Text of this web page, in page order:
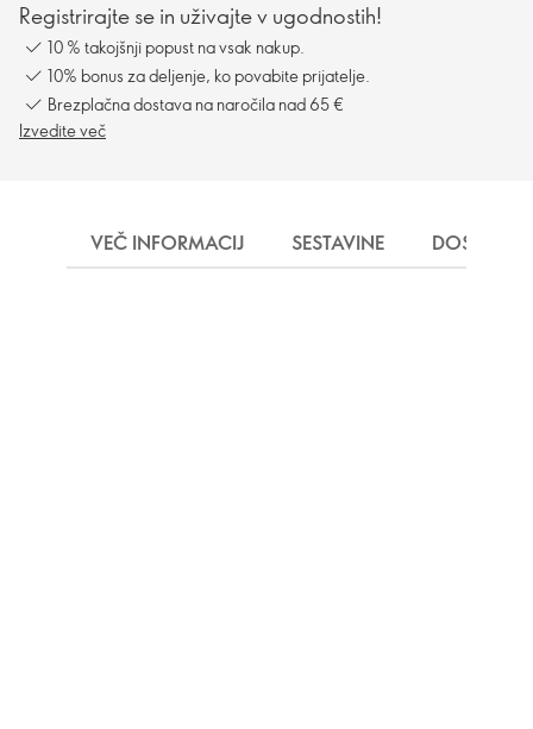
Registrirajte se in uživajte v ugodnostih!
10 % takojšnji popust na vsak nakup.
10% bonus za deljenje, ko povabite prijatelje.
Brezplačna dostava na naročila nad 65 €
Izvedite več
VEČ INFORMACIJ SESTAVINE DOSTAVA